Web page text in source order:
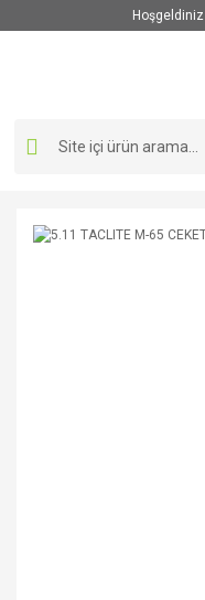
Hoşgeldiniz